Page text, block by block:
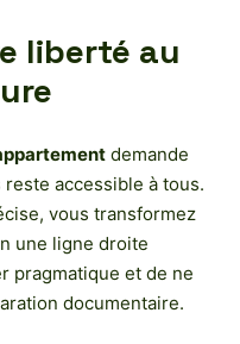
liberté au
demande
accessible à tous.
vous transformez
une ligne droite
pragmatique et de ne
documentaire.